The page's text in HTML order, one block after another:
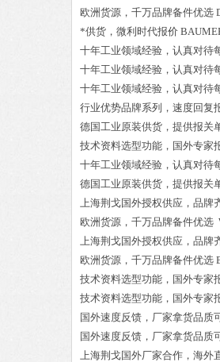
欧洲货源，千万品牌备件优选
*供货，微利时代报价
十年工业领域经验，认真对待
十年工业领域经验，认真对待
十年工业领域经验，认真对待
行业优势品牌系列，速度回复
德国工业原装供货，提供报关
技术资料选型功能，国外专家
十年工业领域经验，认真对待
德国工业原装供货，提供报关
上海荆戈国外授权供应，品牌
欧洲货源，千万品牌备件优选
上海荆戈国外授权供应，品牌
欧洲货源，千万品牌备件优选
技术资料选型功能，国外专家
技术资料选型功能，国外专家
国外速度反馈，厂家拿货品质
国外速度反馈，厂家拿货品质
上海荆戈国外厂家合作，海外